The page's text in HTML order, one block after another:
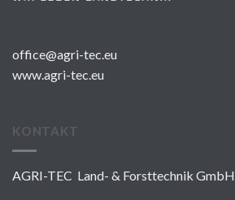
office@agri-tec.eu
www.agri-tec.eu
KONTAKT
AGRI-TEC Land- & Forsttechnik GmbH